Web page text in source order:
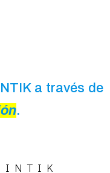
a través de
.